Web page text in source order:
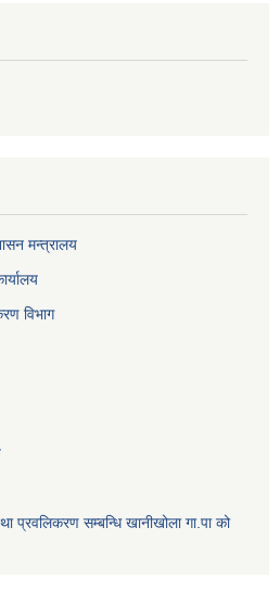
मन्त्रालय
विभाग
प्रवलिकरण सम्बन्धि खानीखोला गा.पा को